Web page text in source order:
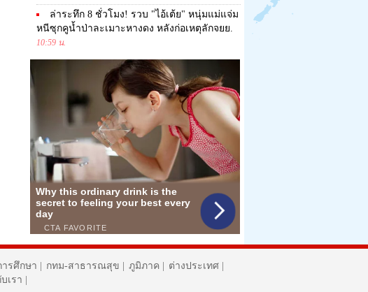
ล่าระทึก 8 ชั่วโมง! รวบ "ไอ้เต้ย" หนุ่มแม่แจ่ม
หนีซุกคูน้ำป่าละเมาะหางดง หลังก่อเหตุลักจยย.
10:59 น.
ารศึกษา กทม-สาธารณสุข ภูมิภาค ต่างประเทศ
เรา